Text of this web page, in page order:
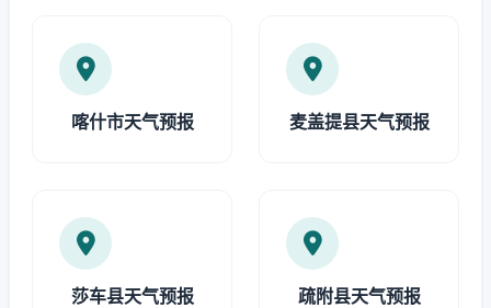
喀什市天气预报 麦盖提县天气预报
莎车县天气预报 疏附县天气预报